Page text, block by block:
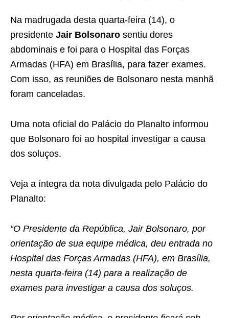
Na madrugada desta quarta-feira (14), o
presidente Jair Bolsonaro sentiu dores
abdominais e foi para o Hospital das Forças
Armadas (HFA) em Brasília, para fazer exames.
Com isso, as reuniões de Bolsonaro nesta manhã
foram canceladas.
Uma nota oficial do Palácio do Planalto informou
que Bolsonaro foi ao hospital investigar a causa
dos soluços.
Veja a íntegra da nota divulgada pelo Palácio do
Planalto:
“O Presidente da República, Jair Bolsonaro, por
orientação de sua equipe médica, deu entrada no
Hospital das Forças Armadas (HFA), em Brasília,
nesta quarta-feira (14) para a realização de
exames para investigar a causa dos soluços.